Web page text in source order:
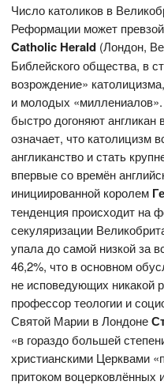
Число католиков в
Реформации может
Catholic Herald (Лондон,
Библейского общества, в
возрождение»
и молодых
быстро догоняют англикан
означает, что католицизм
англиканство и стать
впервые со времён
инициированной королем
тенденция происходит на
секуляризации
упала до самой низкой за
46,2%, что в основном
не исповедующих никакой
профессор теологии и
Святой Марии в Лондоне
«в гораздо большей
христианскими Церквами
притоком воцерковлённых